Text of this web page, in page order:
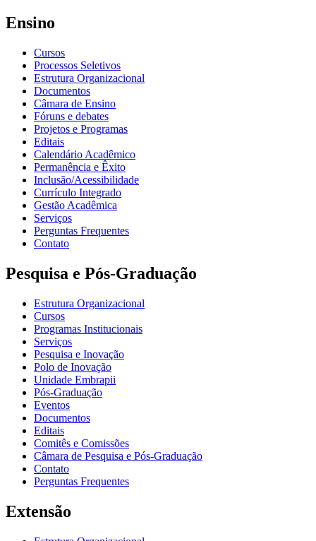
Ensino
Cursos
Processos Seletivos
Estrutura Organizacional
Documentos
Câmara de Ensino
Fóruns e debates
Projetos e Programas
Editais
Calendário Acadêmico
Permanência e Êxito
Inclusão/Acessibilidade
Currículo Integrado
Gestão Acadêmica
Serviços
Perguntas Frequentes
Contato
Pesquisa e Pós-Graduação
Estrutura Organizacional
Cursos
Programas Institucionais
Serviços
Pesquisa e Inovação
Polo de Inovação
Unidade Embrapii
Pós-Graduação
Eventos
Documentos
Editais
Comitês e Comissões
Câmara de Pesquisa e Pós-Graduação
Contato
Perguntas Frequentes
Extensão